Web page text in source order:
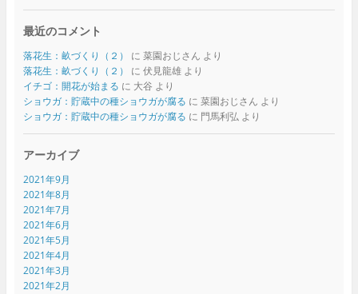
最近のコメント
落花生：畝づくり（２） に 菜園おじさん より
落花生：畝づくり（２）
に 伏見龍雄より
イチゴ：開花が始まる に 大谷 より
ショウガ：貯蔵中の種ショウガが腐る に 菜園おじさん より
ショウガ：貯蔵中の種ショウガが腐る に 門馬利弘 より
アーカイブ
2021年9月
2021年8月
2021年7月
2021年6月
2021年5月
2021年4月
2021年3月
2021年2月